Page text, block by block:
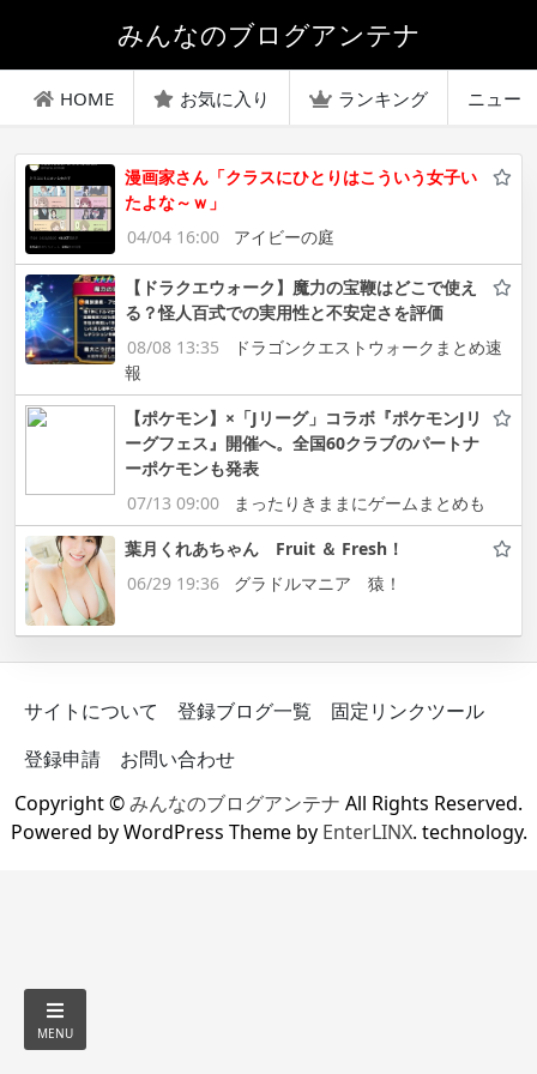
みんなのブログアンテナ
HOME お気に入り ランキング ニュー
漫画家さん「クラスにひとりはこういう女子い
たよな～ｗ」
04/04 16:00
アイビーの庭
【ドラクエウォーク】魔力の宝鞭はどこで使え
る？怪人百式での実用性と不安定さを評価
08/08 13:35
ドラゴンクエストウォークまとめ速
報
【ポケモン】×「Jリーグ」コラボ『ポケモンJリ
ーグフェス』開催へ。全国60クラブのパートナ
ーポケモンも発表
07/13 09:00
まったりきままにゲームまとめも
葉月くれあちゃん Fruit ＆ Fresh！
06/29 19:36
グラドルマニア 猿！
サイトについて 登録ブログ一覧
固定リンクツール
登録申請
お問い合わせ
Copyright ©みんなのブログアンテナ All Rights Reserved.
Powered by WordPress Theme by EnterLINX. technology.
MENU